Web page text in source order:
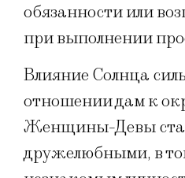
обязанности или
при выполнении
Влияние Солнца
отношении дам к
Женщины-Девы
дружелюбными, в